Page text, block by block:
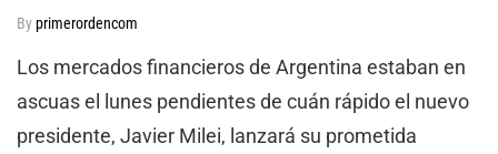
Byprimerordencom
Los mercados financieros de Argentina estaban en
ascuas el lunes pendientes de cuán rápido el nuevo
presidente, Javier Milei, lanzará su prometida